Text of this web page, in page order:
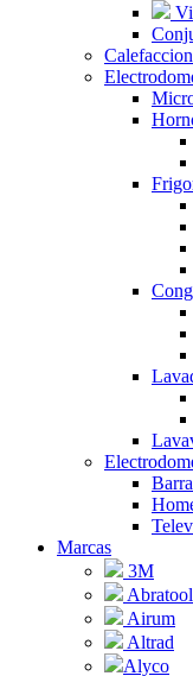
Marcas
3M
Airum
Altrad
Alyco